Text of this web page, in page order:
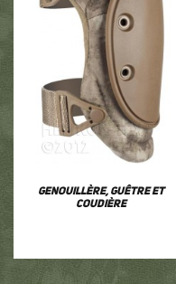
Genouillère, guêtre et
coudière